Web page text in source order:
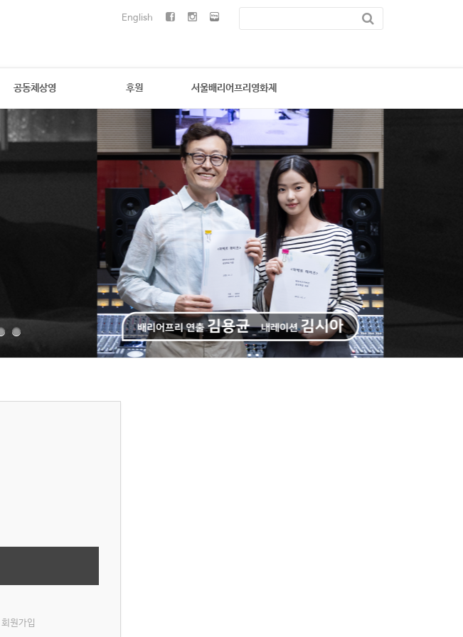
English
공동체상영 후원 서울배리어프리영화제
회원가입